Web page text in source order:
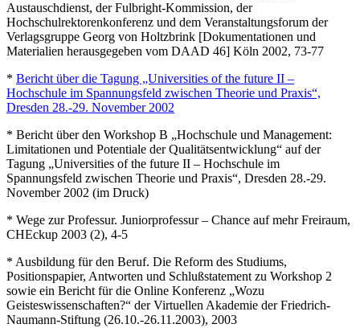
Austauschdienst, der Fulbright-Kommission, der
Hochschulrektorenkonferenz und dem Veranstaltungsforum der
Verlagsgruppe Georg von Holtzbrink [Dokumentationen und
Materialien herausgegeben vom DAAD 46] Köln 2002, 73-77
* Bericht über die Tagung „Universities of the future II –
Hochschule im Spannungsfeld zwischen Theorie und Praxis“,
Dresden 28.-29. November 2002
* Bericht über den Workshop B „Hochschule und Management:
Limitationen und Potentiale der Qualitätsentwicklung“ auf der
Tagung „Universities of the future II – Hochschule im
Spannungsfeld zwischen Theorie und Praxis“, Dresden 28.-29.
November 2002 (im Druck)
* Wege zur Professur. Juniorprofessur – Chance auf mehr Freiraum,
CHEckup 2003 (2), 4-5
* Ausbildung für den Beruf. Die Reform des Studiums,
Positionspapier, Antworten und Schlußstatement zu Workshop 2
sowie ein Bericht für die Online Konferenz „Wozu
Geisteswissenschaften?“ der Virtuellen Akademie der Friedrich-
Naumann-Stiftung (26.10.-26.11.2003), 2003